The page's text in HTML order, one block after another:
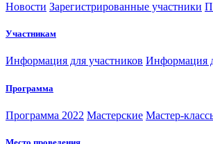
Новости Зарегистрированные участники
Участникам
Информация для участников Информация
Программа
Программа 2022 Мастерские Мастер-